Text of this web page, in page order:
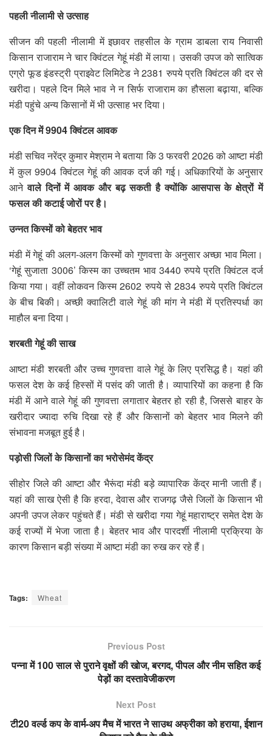
पहली नीलामी से उत्साह
सीजन की पहली नीलामी में इछावर तहसील के ग्राम डाबला राय निवासी
किसान राजाराम ने चार क्विंटल गेहूं मंडी में लाया। उसकी उपज को सात्विक
एग्रो फूड इंडस्ट्री प्राइवेट लिमिटेड ने 2381 रुपये प्रति क्विंटल की दर से
खरीदा। पहले दिन मिले भाव ने न सिर्फ राजाराम का हौसला बढ़ाया, बल्कि
मंडी पहुंचे अन्य किसानों में भी उत्साह भर दिया।
एक दिन में 9904 क्विंटल आवक
मंडी सचिव नरेंद्र कुमार मेश्राम ने बताया कि 3 फरवरी 2026 को आष्टा मंडी
में कुल 9904 क्विंटल गेहूं की आवक दर्ज की गई। अधिकारियों के अनुसार
आनेवाले दिनों में आवक और बढ़ सकती है क्योंकि आसपास के क्षेत्रों में
फसल की कटाई जोरों पर है।
उन्नत किस्मों को बेहतर भाव
मंडी में गेहूं की अलग-अलग किस्मों को गुणवत्ता के अनुसार अच्छा भाव मिला।
‘गेहूं सुजाता 3006’ किस्म का उच्चतम भाव 3440 रुपये प्रति क्विंटल दर्ज
किया गया। वहीं लोकवन किस्म 2602 रुपये से 2834 रुपये प्रति क्विंटल
के बीच बिकी। अच्छी क्वालिटी वाले गेहूं की मांग ने मंडी में प्रतिस्पर्धा का
माहौल बना दिया।
शरबती गेहूं की साख
आष्टा मंडी शरबती और उच्च गुणवत्ता वाले गेहूं के लिए प्रसिद्ध है। यहां की
फसल देश के कई हिस्सों में पसंद की जाती है। व्यापारियों का कहना है कि
मंडी में आने वाले गेहूं की गुणवत्ता लगातार बेहतर हो रही है, जिससे बाहर के
खरीदार ज्यादा रुचि दिखा रहे हैं और किसानों को बेहतर भाव मिलने की
संभावना मजबूत हुई है।
पड़ोसी जिलों के किसानों का भरोसेमंद केंद्र
सीहोर जिले की आष्टा और भैरूंदा मंडी बड़े व्यापारिक केंद्र मानी जाती हैं।
यहां की साख ऐसी है कि हरदा, देवास और राजगढ़ जैसे जिलों के किसान भी
अपनी उपज लेकर पहुंचते हैं। मंडी से खरीदा गया गेहूं महाराष्ट्र समेत देश के
कई राज्यों में भेजा जाता है। बेहतर भाव और पारदर्शी नीलामी प्रक्रिया के
कारण किसान बड़ी संख्या में आष्टा मंडी का रुख कर रहे हैं।
Tags: Wheat
Previous Post
पन्ना में 100 साल से पुराने वृक्षों की खोज, बरगद, पीपल और नीम सहित कई
पेड़ों का दस्तावेजीकरण
Next Post
टी20 वर्ल्ड कप के वार्म-अप मैच में भारत ने साउथ अफ्रीका को हराया, ईशान